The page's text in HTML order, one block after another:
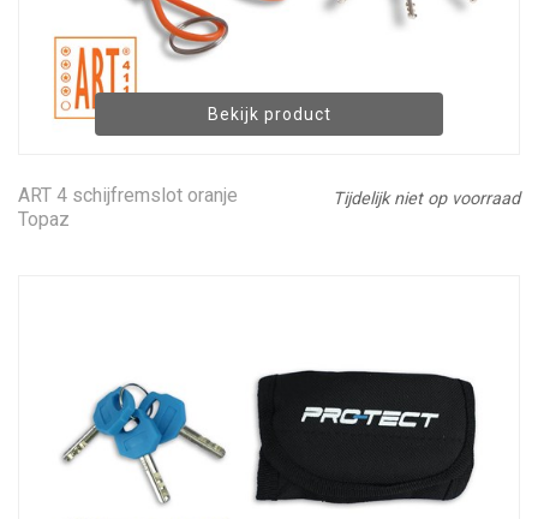
Bekijk product
ART 4 schijfremslot oranje
Topaz
Tijdelijk niet op voorraad